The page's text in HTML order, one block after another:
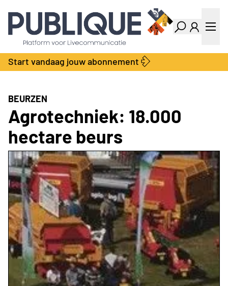
Industry Dashboard
Vacatures
Kalender
Producten
Bedrijvengids
Locatie Finder
Contact
Over ons
Adverteren
Abonnementen
Start vandaag jouw abonnement
BEURZEN
Agrotechniek: 18.000
hectare beurs